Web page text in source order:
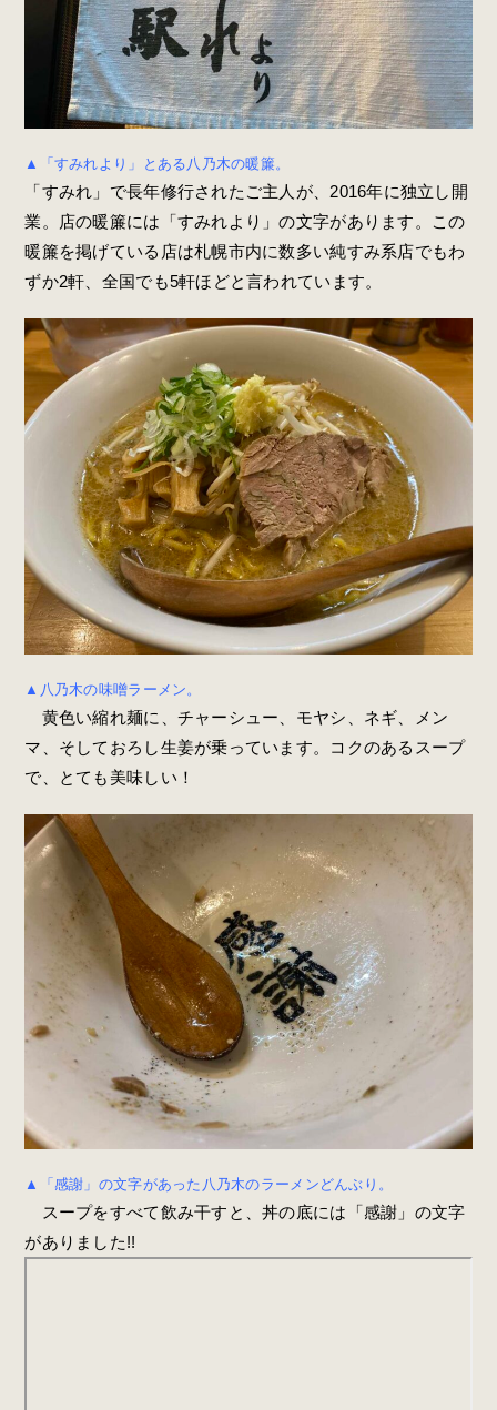
▲「すみれより」とある八乃木の暖簾。
「すみれ」で長年修行されたご主人が、2016年に独立し開
業。店の暖簾には「すみれより」の文字があります。この
暖簾を掲げている店は札幌市内に数多い純すみ系店でもわ
ずか2軒、全国でも5軒ほどと言われています。
▲八乃木の味噌ラーメン。
黄色い縮れ麺に、チャーシュー、モヤシ、ネギ、メン
マ、そしておろし生姜が乗っています。コクのあるスープ
で、とても美味しい！
▲「感謝」の文字があった八乃木のラーメンどんぶり。
スープをすべて飲み干すと、丼の底には「感謝」の文字
がありました!!